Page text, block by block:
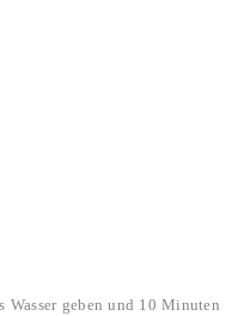
geben und 10 Minuten